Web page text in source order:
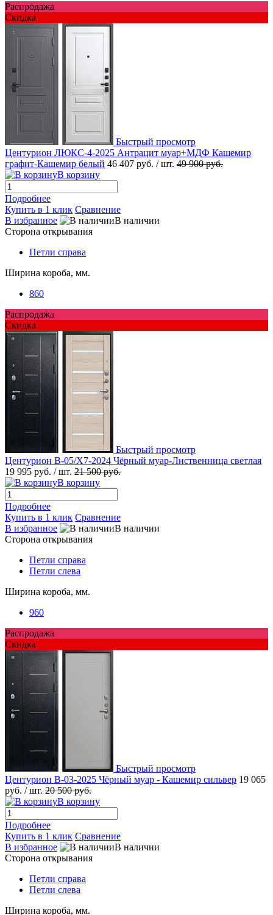
Распродажа
Скидка
Быстрый просмотр
Центурион ЛЮКС-4-2025 Антрацит муар+МДФ Кашемир
графит-Кашемир белый 46 407 руб. / шт. 49 900 руб.
В корзину
Подробнее
Купить в 1 клик Сравнение
В избранное
В наличии
Сторона открывания
Петли справа
Ширина короба, мм.
860
Распродажа
Скидка
Быстрый просмотр
Центурион В-05/Х7-2024 Чёрный муар-Лиственница светлая
19 995 руб. / шт. 21 500 руб.
В корзину
Подробнее
Купить в 1 клик Сравнение
В избранное
В наличии
Сторона открывания
Петли справа
Петли слева
Ширина короба, мм.
960
Распродажа
Скидка
Быстрый просмотр
Центурион В-03-2025 Чёрный муар - Кашемир сильвер 19 065
руб. / шт. 20 500 руб.
В корзину
Подробнее
Купить в 1 клик Сравнение
В избранное
В наличии
Сторона открывания
Петли справа
Петли слева
Ширина короба, мм.